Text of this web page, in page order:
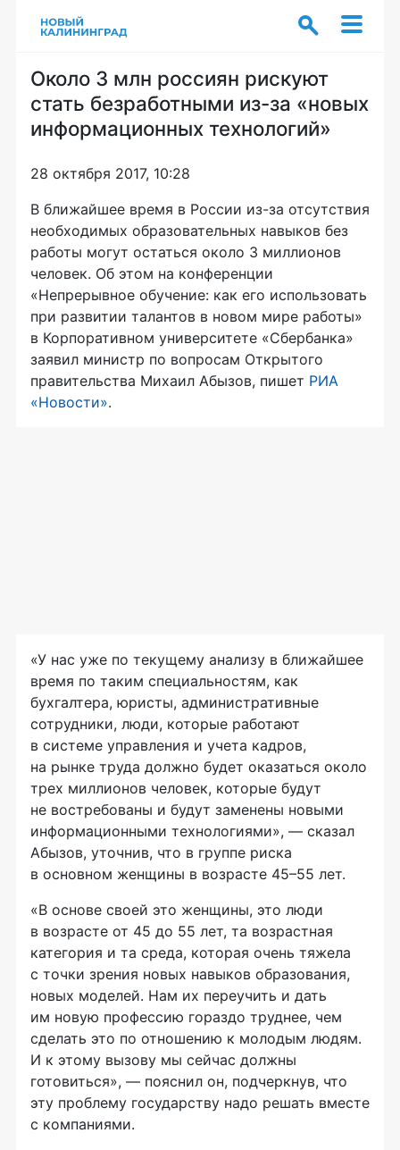
Около 3 млн россиян рискуют
стать безработными из-за «новых
информационных технологий»
28 октября 2017, 10:28
В ближайшее время в России из-за отсутствия
необходимых образовательных навыков без
работы могут остаться около 3 миллионов
человек. Об этом на конференции
«Непрерывное обучение: как его использовать
при развитии талантов в новом мире работы»
в Корпоративном университете «Сбербанка»
заявил министр по вопросам Открытого
правительства Михаил Абызов, пишет РИА
«Новости».
«У нас уже по текущему анализу в ближайшее
время по таким специальностям, как
бухгалтера, юристы, административные
сотрудники, люди, которые работают
в системе управления и учета кадров,
на рынке труда должно будет оказаться около
трех миллионов человек, которые будут
не востребованы и будут заменены новыми
информационными технологиями», — сказал
Абызов, уточнив, что в группе риска
в основном женщины в возрасте 45–55 лет.
«В основе своей это женщины, это люди
в возрасте от 45 до 55 лет, та возрастная
категория и та среда, которая очень тяжела
с точки зрения новых навыков образования,
новых моделей. Нам их переучить и дать
им новую профессию гораздо труднее, чем
сделать это по отношению к молодым людям.
И к этому вызову мы сейчас должны
готовиться», — пояснил он, подчеркнув, что
эту проблему государству надо решать вместе
с компаниями.